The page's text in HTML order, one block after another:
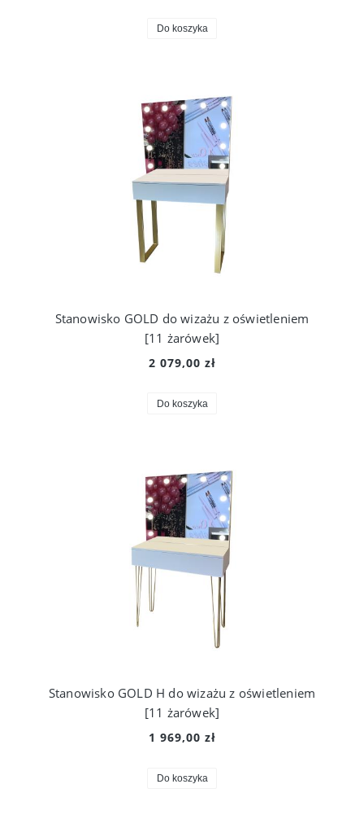
Do koszyka
Stanowisko GOLD do wizażu z oświetleniem
[11 żarówek]
2 079,00 zł
Do koszyka
Stanowisko GOLD H do wizażu z oświetleniem
[11 żarówek]
1 969,00 zł
Do koszyka